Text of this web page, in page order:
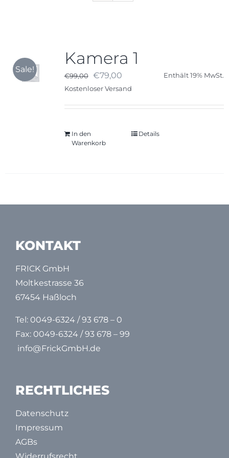
Kontakt
Sale!
Kamera 1
€99,00 Ursprünglicher
Preis
war:
€79,00Aktueller
Preis
ist:
Enthält 19% MwSt.
Kostenloser Versand
In den
Warenkorb
Details
KONTAKT
FRICK GmbH
Moltkestrasse 36
67454 Haßloch
Tel: 0049-6324 / 93 678 – 0
Fax: 0049-6324 / 93 678 – 99
info@FrickGmbH.de
RECHTLICHES
Datenschutz
Impressum
AGBs
Widerrufsrecht